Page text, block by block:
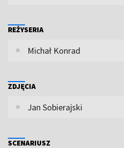
REŻYSERIA
Michał Konrad
ZDJĘCIA
Jan Sobierajski
SCENARIUSZ